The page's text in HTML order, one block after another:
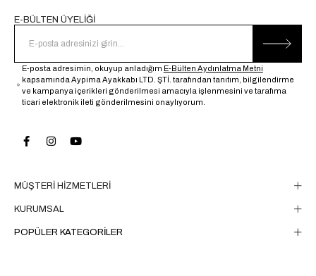
MÜŞTERİ HİZMETLERİ
KURUMSAL
POPÜLER KATEGORİLER
E-BÜLTEN ÜYELİĞİ
E-posta adresimin, okuyup anladığım E-Bülten Aydınlatma Metni
kapsamında Aypima Ayakkabı LTD. ŞTİ. tarafından tanıtım, bilgilendirme
ve kampanya içerikleri gönderilmesi amacıyla işlenmesini ve tarafıma
ticari elektronik ileti gönderilmesini onaylıyorum.